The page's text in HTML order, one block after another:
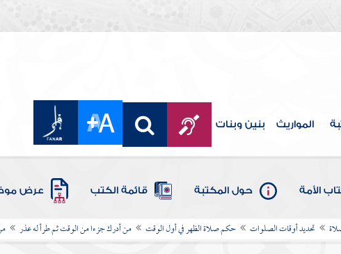
المواريث بنين وبنات
الأمة حول المكتبة قائمة الكتب عرض
تحديد أوقات الصلوات حكم صلاة الظهر في أول الوقت من أدرك جزءا من الوقت ثم طرأ له عذر